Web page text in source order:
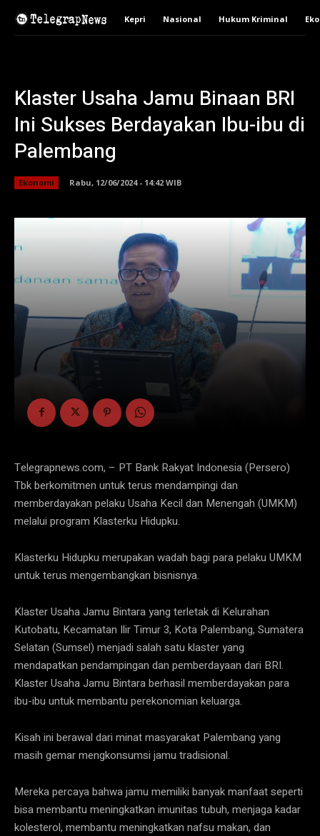
Kepri Nasional Hukum Kriminal
Klaster Usaha Jamu Binaan BRI
Ini Sukses Berdayakan Ibu-ibu di
Palembang
Ekonomi Rabu, 12/06/2024 - 14:42 WIB
Telegrapnews.com, – PT Bank Rakyat Indonesia (Persero)
Tbk berkomitmen untuk terus mendampingi dan
memberdayakan pelaku Usaha Kecil dan Menengah (UMKM)
melalui program Klasterku Hidupku.
Klasterku Hidupku merupakan wadah bagi para pelaku UMKM
untuk terus mengembangkan bisnisnya.
Klaster Usaha Jamu Bintara yang terletak di Kelurahan
Kutobatu, Kecamatan Ilir Timur 3, Kota Palembang, Sumatera
Selatan (Sumsel) menjadi salah satu klaster yang
mendapatkan pendampingan dan pemberdayaan dari BRI.
Klaster Usaha Jamu Bintara berhasil memberdayakan para
ibu-ibu untuk membantu perekonomian keluarga.
Kisah ini berawal dari minat masyarakat Palembang yang
masih gemar mengkonsumsi jamu tradisional.
Mereka percaya bahwa jamu memiliki banyak manfaat seperti
bisa membantu meningkatkan imunitas tubuh, menjaga kadar
kolesterol, membantu meningkatkan nafsu makan, dan